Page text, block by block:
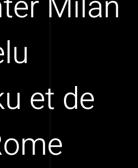
et de